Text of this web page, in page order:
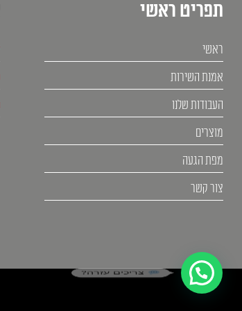
תפריט ראשי
ראשי
אמנת השירות
העבודות שלנו
מוצרים
מפת הגעה
צור קשר
צריכים עזרה?